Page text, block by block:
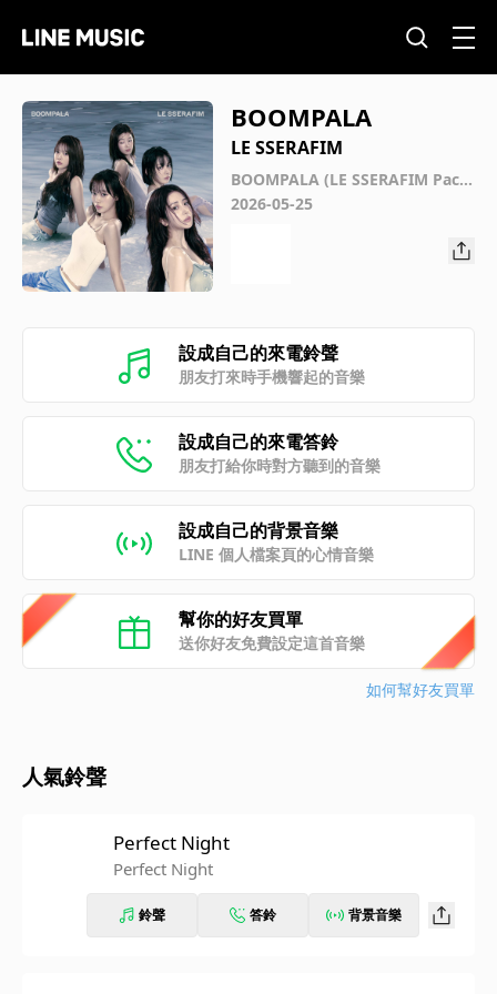
BOOMPALA
LE SSERAFIM
BOOMPALA (LE SSERAFIM Pack
ages)
2026-05-25
設成自己的來電鈴聲
朋友打來時手機響起的音樂
設成自己的來電答鈴
朋友打給你時對方聽到的音樂
設成自己的背景音樂
LINE 個人檔案頁的心情音樂
幫你的好友買單
送你好友免費設定這首音樂
如何幫好友買單
人氣鈴聲
Perfect Night
Perfect Night
鈴聲 答鈴 背景音樂